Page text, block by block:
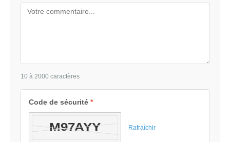
10 à 2000 caractères
Code de sécurité*
Rafraîchir